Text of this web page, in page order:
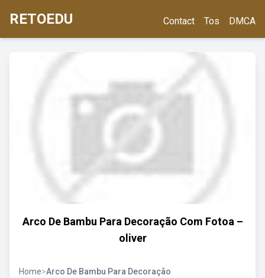
RETOEDU Contact Tos DMCA
Arco De Bambu Para Decoração Com Fotoa –
oliver
Home>Arco De Bambu Para Decoração